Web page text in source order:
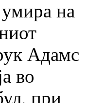
на
Адамс
во
при